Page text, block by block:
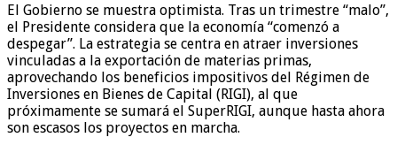
El Gobierno se muestra optimista. Tras un trimestre “malo”,
el Presidente considera que la economía “comenzó a
despegar”. La estrategia se centra en atraer inversiones
vinculadas a la exportación de materias primas,
aprovechando los beneficios impositivos del Régimen de
Inversiones en Bienes de Capital (RIGI), al que
próximamente se sumará el SuperRIGI, aunque hasta ahora
son escasos los proyectos en marcha.